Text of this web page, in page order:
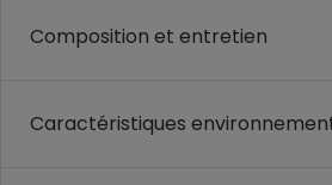
Composition et entretien
Caractéristiques